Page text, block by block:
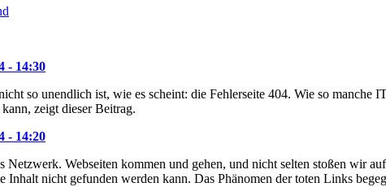
- 14:30
so unendlich ist, wie es scheint: die Fehlerseite 404. Wie so manche
zeigt dieser Beitrag.
- 14:20
Netzwerk. Webseiten kommen und gehen, und nicht selten stoßen wir
Inhalt nicht gefunden werden kann. Das Phänomen der toten Links